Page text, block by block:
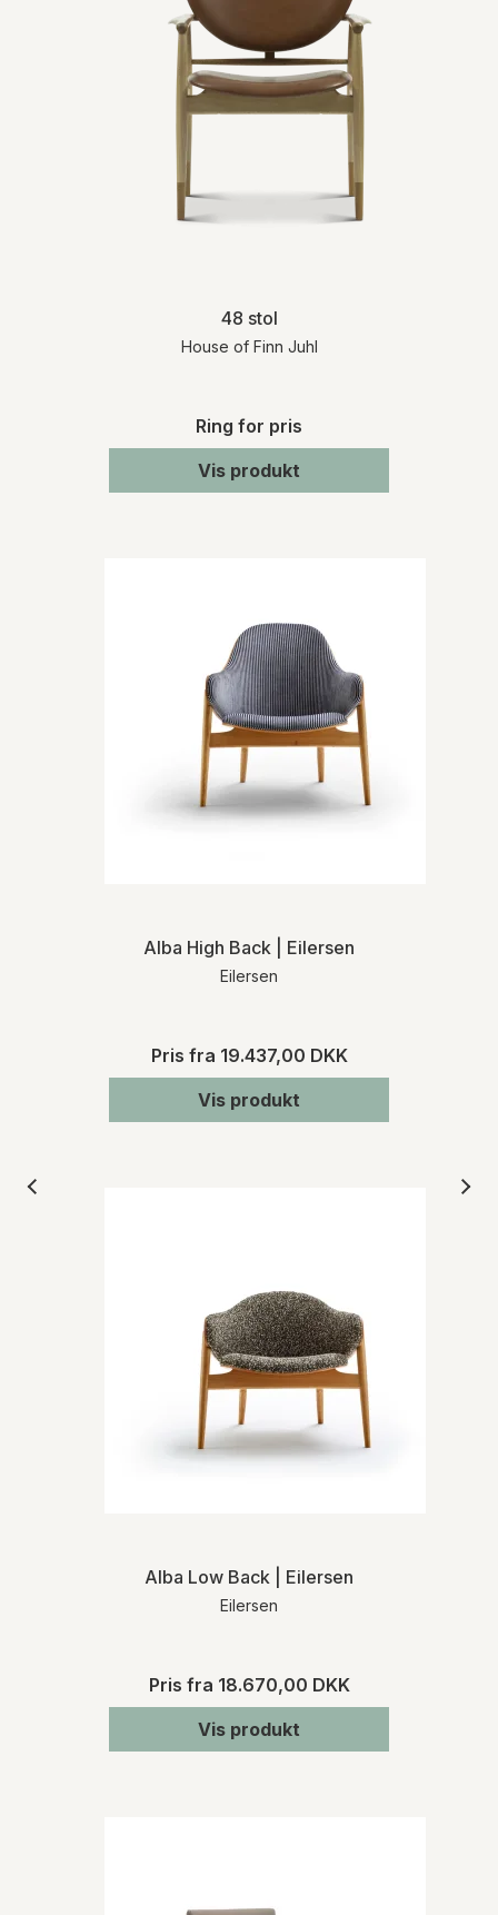
48 stol
House of Finn Juhl
Ring for pris
Vis produkt
Alba High Back | Eilersen
Eilersen
Pris fra 19.437,00 DKK
Vis produkt
Alba Low Back | Eilersen
Eilersen
Pris fra 18.670,00 DKK
Vis produkt